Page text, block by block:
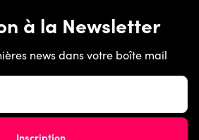
à la Newsletter
news dans votre boîte mail